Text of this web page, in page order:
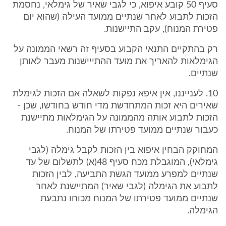
סעיף 50 קובע איפוא, כי לגבי שאיר של גימלאי, נחסמת
הזכות לתבוע לאחר שנתיים ממועד העילה (שהוא יום
פטירת המנוח), עקב התיישנות.
רק בהתקיים התנאי הקבוע בסעיף זה רשאי הממונה על
הגימלאות להאריך את מועד ההתייישנות מעבר לאותן
שנתיים.
10. לענייננו, אין איפא נפקות לשאלה אם הזכות לגימלת
שאירים היא זכות המתחדשת מדי חודש בחודשו, שכן -
הזכות לתבוע אותה מהממונה על הגימלאות מתיישנת
כעבור שנתיים ממועד פטירתו של המנוח.
המחוקק הבחין איפוא בין הזכות לקבל גימלה (לגבי
גימלאי), המוגבלת מכח סעיף 48(א) לתשלום של עד
שנתיים למפרע ממועד הגשת התביעה, לבין הזכות
לתבוע את הגימלה (לגבי שאיר) המתיישנת לאחר
שנתיים ממועד פטירתו של המנוח מכוחו נתבעת
הגימלה.